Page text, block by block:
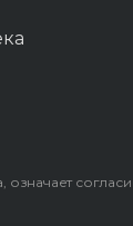
означает